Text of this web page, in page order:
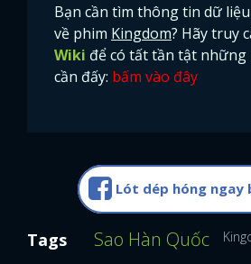
Bạn cần tìm thông tin dữ
về phim Kingdom? Hãy truy
Wiki để có tất tần tật những
cần đấy: bấm vào đây
Lót dép hóng ngay
Tags Sao Hàn Quốc